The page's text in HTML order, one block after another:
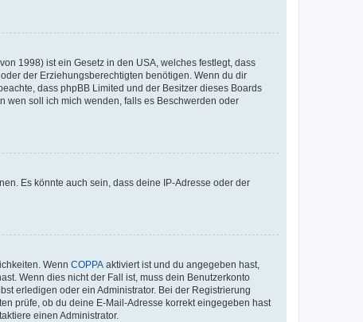
1998) ist ein Gesetz in den USA, welches festlegt, dass
der Erziehungsberechtigten benötigen. Wenn du dir
dass phpBB Limited und der Besitzer dieses Boards
wen soll ich mich wenden, falls es Beschwerden oder
Es könnte auch sein, dass deine IP-Adresse oder der
Wenn COPPA aktiviert ist und du angegeben hast,
Wenn dies nicht der Fall ist, muss dein Benutzerkonto
erledigen oder ein Administrator. Bei der Registrierung
prüfe, ob du deine E-Mail-Adresse korrekt eingegeben hast
einen Administrator.